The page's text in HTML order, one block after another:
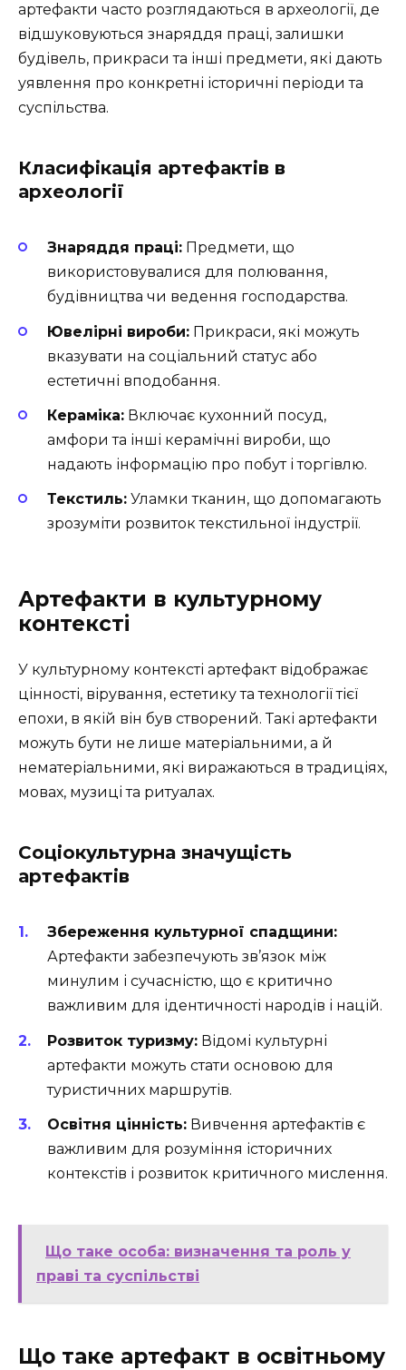
артефакти часто розглядаються в археології, де
відшуковуються знаряддя праці, залишки
будівель, прикраси та інші предмети, які дають
уявлення про конкретні історичні періоди та
суспільства.
Класифікація артефактів в
археології
Знаряддя праці: Предмети, що
використовувалися для полювання,
будівництва чи ведення господарства.
Ювелірні вироби: Прикраси, які можуть
вказувати на соціальний статус або
естетичні вподобання.
Кераміка: Включає кухонний посуд,
амфори та інші керамічні вироби, що
надають інформацію про побут і торгівлю.
Текстиль: Уламки тканин, що допомагають
зрозуміти розвиток текстильної індустрії.
Артефакти в культурному
контексті
У культурному контексті артефакт відображає
цінності, вірування, естетику та технології тієї
епохи, в якій він був створений. Такі артефакти
можуть бути не лише матеріальними, а й
нематеріальними, які виражаються в традиціях,
мовах, музиці та ритуалах.
Соціокультурна значущість
артефактів
Збереження культурної спадщини:
Артефакти забезпечують зв’язок між
минулим і сучасністю, що є критично
важливим для ідентичності народів і націй.
Розвиток туризму: Відомі культурні
артефакти можуть стати основою для
туристичних маршрутів.
Освітня цінність: Вивчення артефактів є
важливим для розуміння історичних
контекстів і розвиток критичного мислення.
Що таке особа: визначення та роль у
праві та суспільстві
Що таке артефакт в освітньому